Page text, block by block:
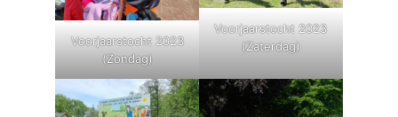
Voorjaarstocht 2023
(Zondag)
Voorjaarstocht 2023
(Zaterdag)